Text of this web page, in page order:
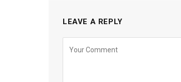
LEAVE A REPLY